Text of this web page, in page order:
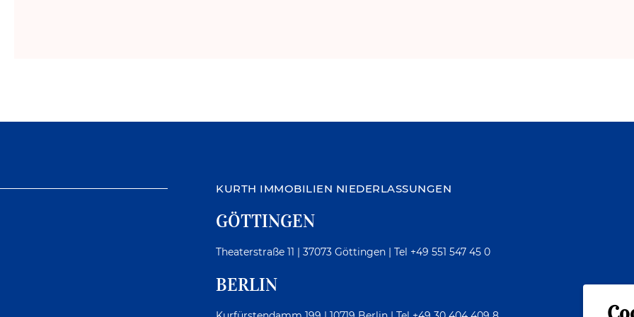
KURTH IMMOBILIEN NIEDERLASSUNGEN
GÖTTINGEN
Theaterstraße 11 | 37073 Göttingen | Tel +49 551 547 45 0
BERLIN